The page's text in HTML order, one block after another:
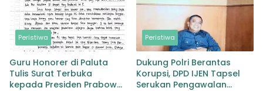
Peristiwa
Guru Honorer di Paluta
Tulis Surat Terbuka
kepada Presiden Prabowo,
Peristiwa
Dukung Polri Berantas
Korupsi, DPD IJEN Tapsel
Serukan Pengawalan